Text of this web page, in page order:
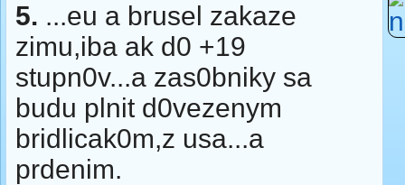
5. ...eu a brusel zakaze
zimu,iba ak d0 +19
stupn0v...a zas0bniky sa
budu plnit d0vezenym
bridlicak0m,z usa...a
prdenim.